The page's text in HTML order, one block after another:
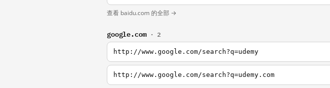
查看 baidu.com 的全部 →
google.com · 2
http://www.google.com/search?q=udemy
http://www.google.com/search?q=udemy.com